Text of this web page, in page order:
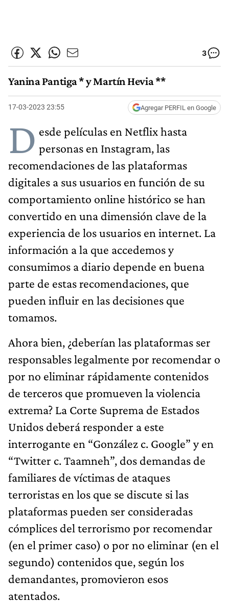
3
Yanina Pantiga * y Martín Hevia **
17-03-2023 23:55 Agregar PERFIL en Google
D esde películas en Netflix hasta
personas en Instagram, las
recomendaciones de las plataformas
digitales a sus usuarios en función de su
comportamiento online histórico se han
convertido en una dimensión clave de la
experiencia de los usuarios en internet. La
información a la que accedemos y
consumimos a diario depende en buena
parte de estas recomendaciones, que
pueden influir en las decisiones que
tomamos.
Ahora bien, ¿deberían las plataformas ser
responsables legalmente por recomendar o
por no eliminar rápidamente contenidos
de terceros que promueven la violencia
extrema? La Corte Suprema de Estados
Unidos deberá responder a este
interrogante en “González c. Google” y en
“Twitter c. Taamneh”, dos demandas de
familiares de víctimas de ataques
terroristas en los que se discute si las
plataformas pueden ser consideradas
cómplices del terrorismo por recomendar
(en el primer caso) o por no eliminar (en el
segundo) contenidos que, según los
demandantes, promovieron esos
atentados.